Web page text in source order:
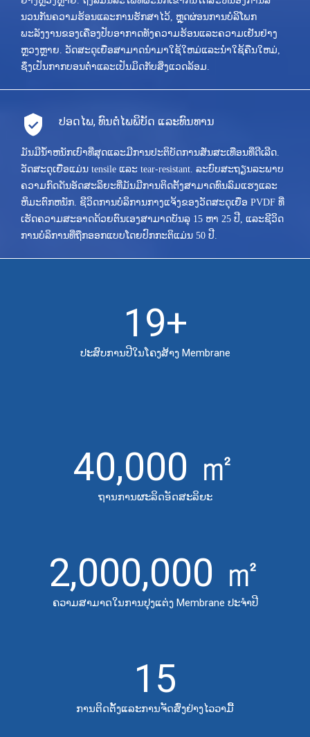
ນວນກັນຄວາມຮ້ອນແລະການຮັກສາໄວ້, ຫຼຸດຜ່ອນການບໍລິໂພກ
ພະລັງງານຂອງເຄື່ອງປັບອາກາດທັງຄວາມຮ້ອນແລະຄວາມເຢັນຢ່າງ
ຫຼວງຫຼາຍ. ວັດສະດຸເຍື່ອສາມາດນໍາມາໃຊ້ໃຫມ່ແລະນໍາໃຊ້ຄືນໃຫມ່,
ຊຶ່ງເປັນກາກບອນຕ່ໍາແລະເປັນມິດກັບສິ່ງແວດລ້ອມ.
ປອດໄພ, ທົນຕໍ່ໄພພິບັດ ແລະທົນທານ
ມັນມີນ້ໍາຫນັກເບົາທີ່ສຸດແລະມີການປະຕິບັດການສັ່ນສະເທືອນທີ່ດີເລີດ.
ວັດສະດຸເຍື່ອແມ່ນ tensile ແລະ tear-resistant. ລະບົບສະຖຽນລະພາບ
ຄວາມກົດດັນອັດສະລິຍະທີ່ມັນມີການຕິດຕັ້ງສາມາດທົນລົມແຮງແລະ
ຫິມະຕົກຫນັກ. ຊີວິດການບໍລິການກາງແຈ້ງຂອງວັດສະດຸເຍື່ອ PVDF ທີ່
ເຮັດຄວາມສະອາດດ້ວຍຕົນເອງສາມາດບັນລຸ 15 ຫາ 25 ປີ, ແລະຊີວິດ
ການບໍລິການທີ່ຖືກອອກແບບໂດຍປົກກະຕິແມ່ນ 50 ປີ.
19+
ປະສົບການປີໃນໂຄງສ້າງ Membrane
40,000 ㎡
ຖານການຜະລິດອັດສະລິຍະ
2,000,000 ㎡
ຄວາມສາມາດໃນການປຸງແຕ່ງ Membrane ປະຈໍາປີ
15
ການຕິດຕັ້ງແລະການຈັດສົ່ງຢ່າງໄວວາມື້